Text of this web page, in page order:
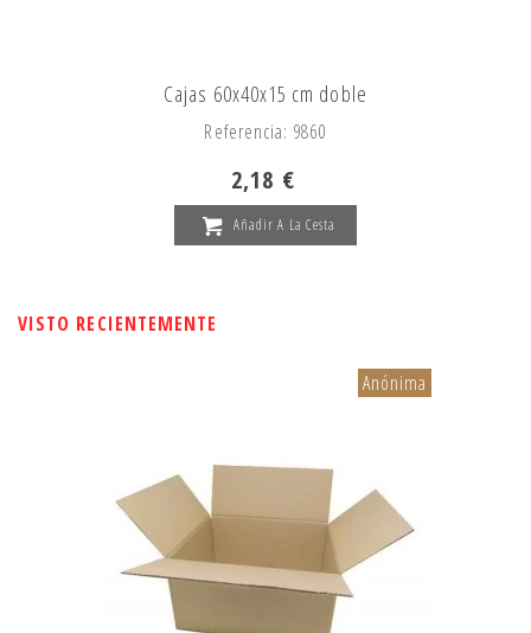
Cajas 60x40x15 cm doble
Referencia: 9860
2,18 €
Añadir A La Cesta
VISTO RECIENTEMENTE
Anónima